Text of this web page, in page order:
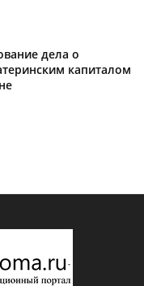
дела о
капиталом